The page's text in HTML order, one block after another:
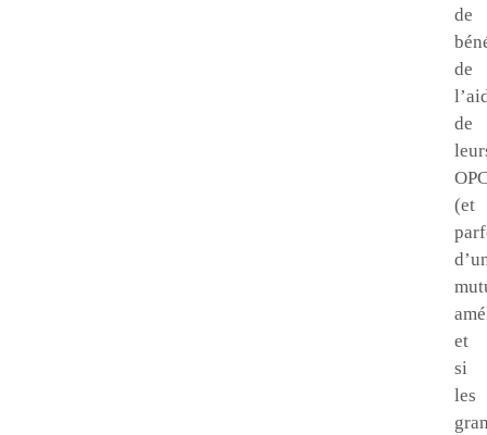
de
de
de
(et
et
si
les